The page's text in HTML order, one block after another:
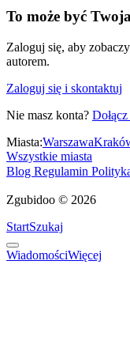
To może być
Zaloguj się, aby
autorem.
Zaloguj się i skontaktuj
Nie masz konta?
Miasta:Warszawa
Wszystkie miasta
Blog Regulamin
Zgubidoo © 2026
StartSzukaj
WiadomościWięcej